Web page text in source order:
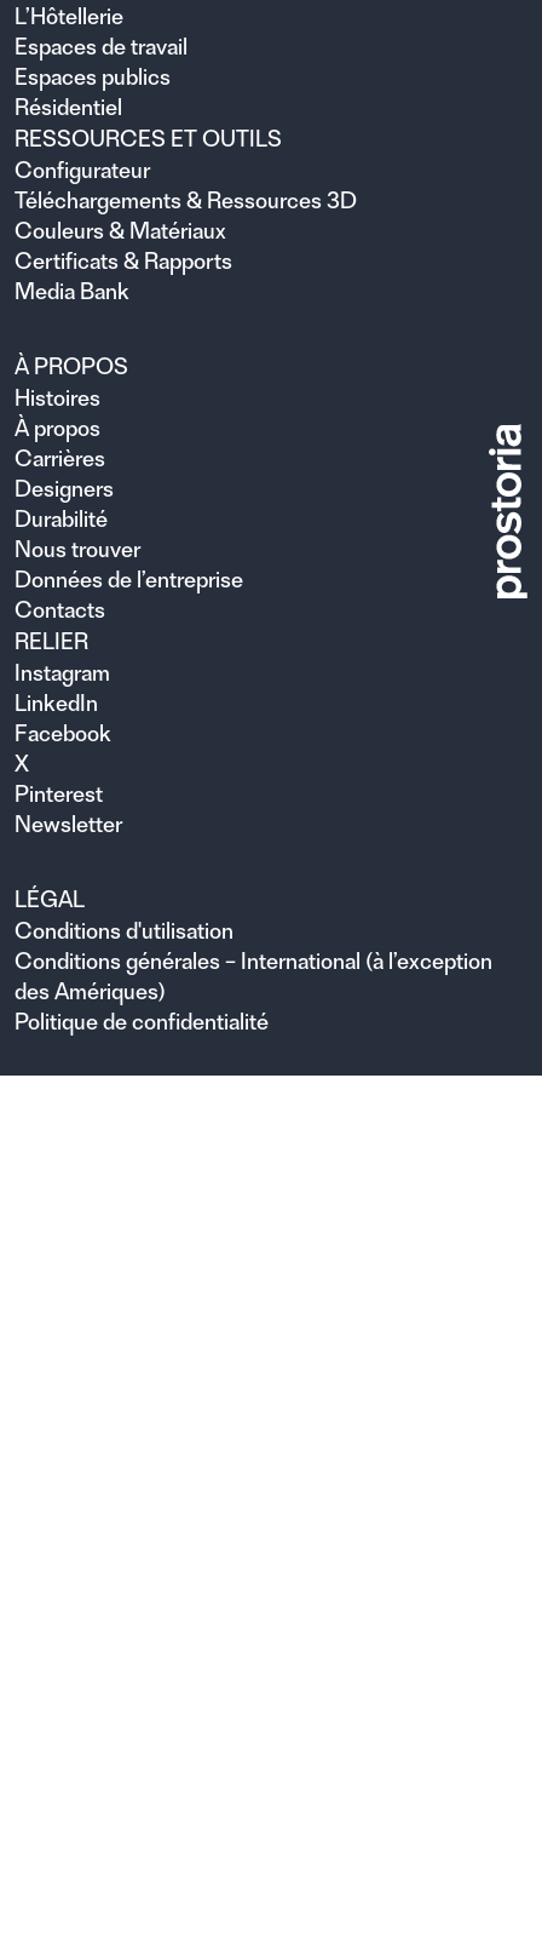
L’Hôtellerie
Espaces de travail
Espaces publics
Résidentiel
RESSOURCES ET OUTILS
Configurateur
Téléchargements & Ressources 3D
Couleurs & Matériaux
Certificats & Rapports
Media Bank
À PROPOS
Histoires
À propos
Carrières
Designers
Durabilité
Nous trouver
Données de l’entreprise
Contacts
RELIER
Instagram
LinkedIn
Facebook
X
Pinterest
Newsletter
LÉGAL
Conditions d'utilisation
Conditions générales – International (à l’exception
des Amériques)
Politique de confidentialité